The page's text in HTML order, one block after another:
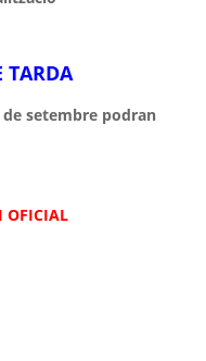
TARDA
setembre podran
OFICIAL